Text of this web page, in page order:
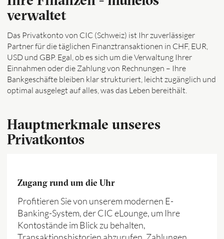
verwaltet
Das Privatkonto von CIC (Schweiz) ist Ihr zuverlässiger
Partner für die täglichen Finanztransaktionen in CHF, EUR,
USD und GBP. Egal, ob es sich um die Verwaltung Ihrer
Einnahmen oder die Zahlung von Rechnungen – Ihre
Bankgeschäfte bleiben klar strukturiert, leicht zugänglich und
optimal ausgelegt auf alles, was das Leben bereithält.
Hauptmerkmale unseres
Privatkontos
Zugang rund um die Uhr
Profitieren Sie von unserem modernen E-
Banking-System, der CIC eLounge, um Ihre
Kontostände im Blick zu behalten,